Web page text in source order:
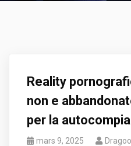
Reality
non e
per la
mars 9, 2025